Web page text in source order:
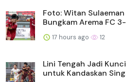
Foto: Witan Sulaeman
Bungkam Arema FC 3-
17 hours ago 12
Lini Tengah Jadi
untuk Kandaskan